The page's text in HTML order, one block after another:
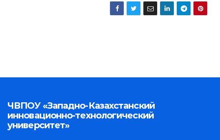
ЧВПОУ «Западно-Казахстанский
инновационно-технологический
университет»